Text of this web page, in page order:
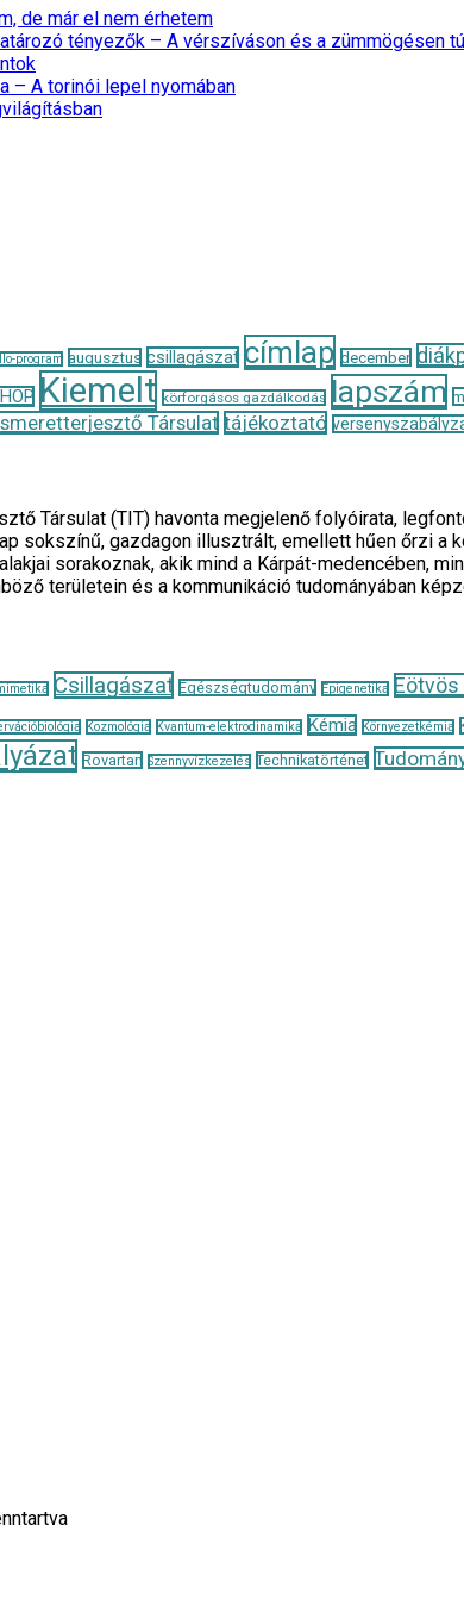
de már el nem érhetem
tényezők – A vérszíváson és a zümmögésen
– A torinói lepel nyomában
program augusztus csillagászat címlap december
Kiemelt körforgásos gazdálkodás lapszám
Társulat tájékoztató
Társulat (TIT) havonta megjelenő folyóirata,
sokszínű, gazdagon illusztrált, emellett hűen őrzi
sorakoznak, akik mind a Kárpát-medencében,
területein és a kommunikáció tudományában
Csillagászat Egészségtudomány Epigenetika Eötvös
Kozmológia Kvantum-elektrodinamika Kémia Környezetkémia
Rovartan Szennyvízkezelés Technikatörténet